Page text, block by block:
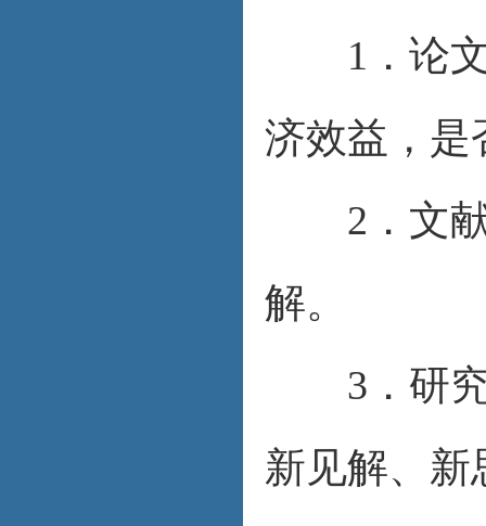
1．论文
济效益，是
2．文献
解。
3．研究
新见解、新